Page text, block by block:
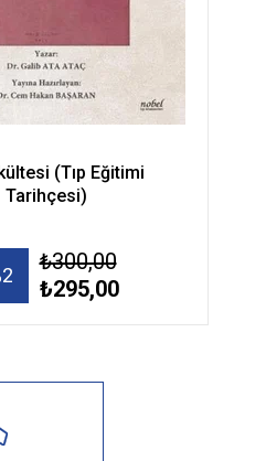
(Tıp Eğitimi
Tarihçesi)
₺300,00
₺295,00